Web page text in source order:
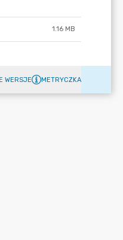
1.16 MB
WERSJE METRYCZKA